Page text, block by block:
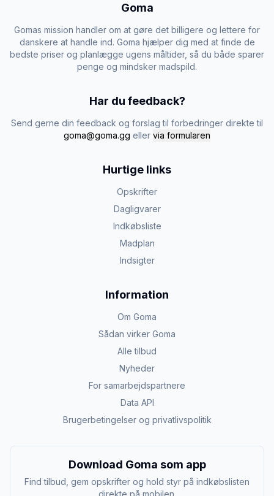
Goma
Gomas mission handler om at gøre det billigere og lettere for
danskere at handle ind. Goma hjælper dig med at finde de
bedste priser og planlægge ugens måltider, så du både sparer
penge og mindsker madspild.
Har du feedback?
Send gerne din feedback og forslag til forbedringer direkte til
goma@goma.gg eller via formularen
Hurtige links
Opskrifter
Dagligvarer
Indkøbsliste
Madplan
Indsigter
Information
Om Goma
Sådan virker Goma
Alle tilbud
Nyheder
For samarbejdspartnere
Data API
Brugerbetingelser og privatlivspolitik
Download Goma som app
Find tilbud, gem opskrifter og hold styr på indkøbslisten
direkte på mobilen.